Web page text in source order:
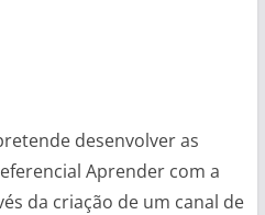
desenvolver as
Aprender com a
da criação de um canal de